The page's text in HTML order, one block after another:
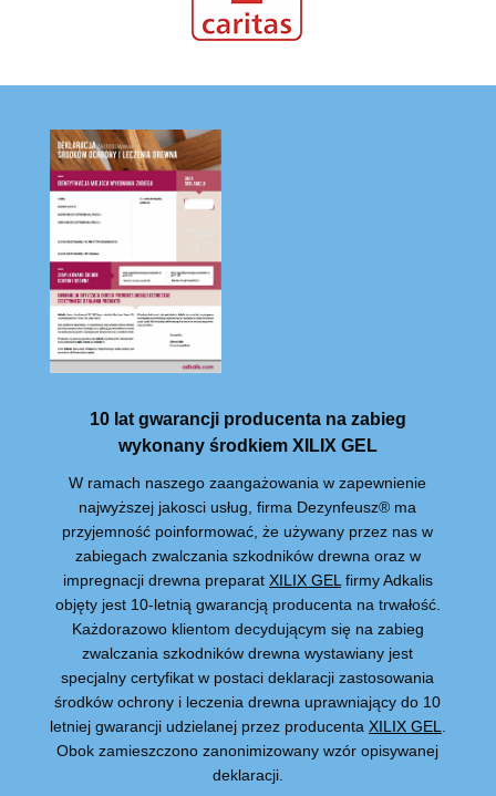
10 lat gwarancji producenta na zabieg
wykonany środkiem XILIX GEL
W ramach naszego zaangażowania w zapewnienie
najwyższej jakosci usług, firma Dezynfeusz® ma
przyjemność poinformować, że używany przez nas w
zabiegach zwalczania szkodników drewna oraz w
impregnacji drewna preparat XILIX GEL firmy Adkalis
objęty jest 10-letnią gwarancją producenta na trwałość.
Każdorazowo klientom decydującym się na zabieg
zwalczania szkodników drewna wystawiany jest
specjalny certyfikat w postaci deklaracji zastosowania
środków ochrony i leczenia drewna uprawniający do 10
letniej gwarancji udzielanej przez producenta XILIX GEL
Obok zamieszczono zanonimizowany wzór opisywanej
deklaracji.